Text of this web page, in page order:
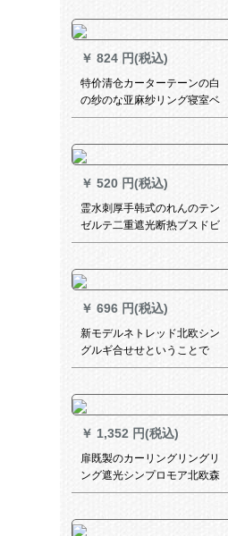
ティック1メトルドールダンカ
ーン価格
￥ 824 円(税込)
特价清仓カーターテーンの白
の纱のな亚麻纱リング寝室ベ
ロンダの纱カーターターテー
ングリングリングリングリン
グリングリングリングリング
リングの金糸麻紗幅2.7*高1.8
￥ 520 円(税込)
霊水刺厚手韩式のれんのテン
ゼルテ二重遮光断热ブスドビ
グ寝室トイレ天青(1平方メト
￥ 696 円(税込)
新モデルネトレッド北欧シン
グルギ合せせということで
す。完全遮光布既製カーター
は、「ベルベット麻綴色」と
の湖青+黄色2.0枚2.2高フルを
装着しています。
￥ 1,352 円(税込)
扉既製のカーリングリングリ
ング遮光シンプロモア北欧森
系ins軽豪学生寮寝室ベロダ出
リングリング黄幅2.0 X高2.7